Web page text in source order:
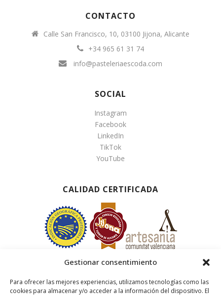
Gestionar consentimiento
Para ofrecer las mejores experiencias, utilizamos tecnologías como las
cookies para almacenar y/o acceder a la información del dispositivo. El
CONTACTO
Calle San Francisco, 10, 03100 Jijona, Alicante
+34 965 61 31 74
info@pasteleriaescoda.com
SOCIAL
Instagram
Facebook
LinkedIn
TikTok
YouTube
CALIDAD CERTIFICADA